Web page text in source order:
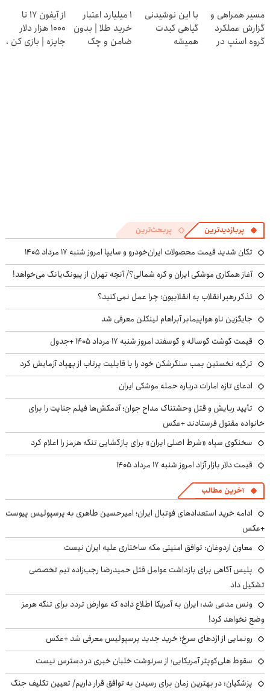
کنی! 👈🏻
پرسش‌نامه
مسیر همراهی و
گزارش عملکرد
گروه اسنپ در
با این نوشیدنی
گیاهی کبدت
همیشه
۱ میلیارد اعتبار
خرید طلا | بدون
ضامن و چک
از آیفون 17 تا
1000 هزار دلار
جایزه | بازی کن ،
پربازدیدترین پربحث‌ترین
تکان شدید قیمت محصولات ایران‌خودرو و سایپا امروز شنبه ۱۷ مرداد ۱۴۰۵
آغاز همکاری موشکی ایران و کره شمالی؟/ آنچه تهران از پیونگ‌یانگ می‌خواهد!
تذکر رهبر انقلاب به انقلابیون؛ چرا عمل نمی‌کنید؟
جایگزین ناو هواپیمابر آبراهام لینکلن معرفی شد
قیمت گوشت گوساله و گوسفند امروز شنبه ۱۷ مرداد ۱۴۰۵ +جدول
ترکیه نخستین بمب سنگرشکن خود را با قابلیت پرتاب از پهپاد آزمایش کرد
ادعای تازه امارات درباره حمله موشکی ایران
تأیید ربایش و قتل وحشتناک مداح جوان؛ آدمکش‌ها فیلم جنایت را برای
خانواده مقتول فرستادند +عکس
سخنگوی سپاه «شرط اصلی ایران» برای بازگشایی تنگه هرمز را اعلام کرد
قیمت دلار بازار آزاد امروز شنبه ۱۷ مرداد ۱۴۰۵
آخرین مطالب
ادامه خرید استعدادهای فوتبال ایران؛ امیرحسین طاهری به پرسپولیس پیوست
+عکس
معاون اردوغان: توافق امنیتی مکه ساختاری علیه ایران نیست
پلیس آگاهی برای بازداشت عوامل قتل حمیدرضا رجب‌زاده تیم تخصصی
تشکیل داد
ونس مدعی شد: ایران به آمریکا اطلاع داده که عوارض تردد برای تنگه هرمز
وضع نخواهد کرد!
رونمایی از اژدهای سرخ؛ خرید جدید پرسپولیس معرفی شد +عکس
سقوط هلی‌کوپتر آمریکایی؛ از سرنوشت خلبان خبری در دسترس نیست
پزشکیان‌: در بهترین زمان برای رسیدن به توافق قرار داریم/ تعیین تکلیف جنگ